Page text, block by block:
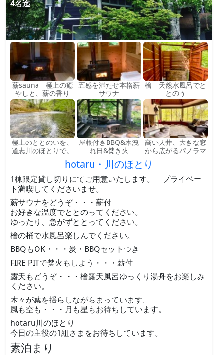
4名迄
薪sauna 極上の癒
やしと、薪の香り
五感を満たせ本格薪
サウナ
檜 天然水風呂でと
とのう
極上のととのいを、
道志川のほとりで。
屋根付きBBQ&木洩
れ日&焚き火
高い天井、大きな窓
から広がるパノラマ
hotaru・川のほとり
1棟限定貸し切りにてご用意いたします。 プライベー
ト満喫してくださいませ。
薪サウナをどうぞ・・・薪付
お好きな温度でととのってください。
ゆったり、急がずととってください。
檜の桶で水風呂楽しんでください。
BBQもOK・・・炭・BBQセットつき
FIRE PITで焚火もしよう・・・薪付
露天もどうぞ・・・檜露天風呂ゆっくり湯舟をお楽しみ
ください。
木々が葉を揺らしながらまっています。
風も空も・・・月も星もお待ちしています。
hotaru川のほとり
今日の主役の1組さまをお待ちしています。
素泊まり